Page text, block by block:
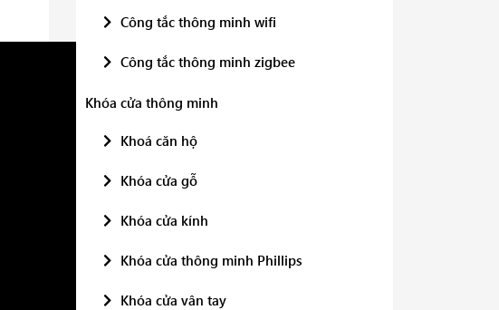
Công tắc thông minh wifi
Công tắc thông minh zigbee
Khóa cửa thông minh
Khoá căn hộ
Khóa cửa gỗ
Khóa cửa kính
Khóa cửa thông minh Phillips
Khóa cửa vân tay